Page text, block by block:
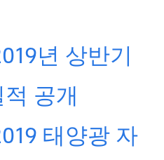
년 상반기
공개
태양광 자